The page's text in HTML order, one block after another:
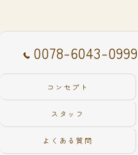
0078-6043-0999
コンセプト
スタッフ
よくある質問